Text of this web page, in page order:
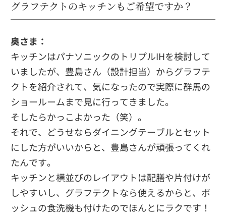
グラフテクトのキッチンもご希望ですか？
奥さま：
キッチンはパナソニックのトリプルIHを検討して
いましたが、豊島さん（設計担当）からグラフテ
クトを紹介されて、気になったので実際に群馬の
ショールームまで見に行ってきました。
そしたらかっこよかった（笑）。
それで、どうせならダイニングテーブルとセット
にした方がいいからと、豊島さんが頑張ってくれ
たんです。
キッチンと横並びのレイアウトは配膳や片付けが
しやすいし、グラフテクトなら使えるからと、ボ
ッシュの食洗機も付けたのでほんとにラクです！